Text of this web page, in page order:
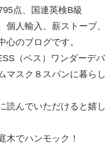
点、国連英検B級
個人輸入、薪ストーブ、
心のブログです。
（ベス）ワンダーデバ
マスク８スパンに暮らし
読んでいただけると嬉し
木でハンモック！